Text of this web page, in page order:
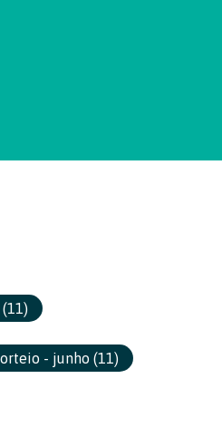
(11)
- junho(11)